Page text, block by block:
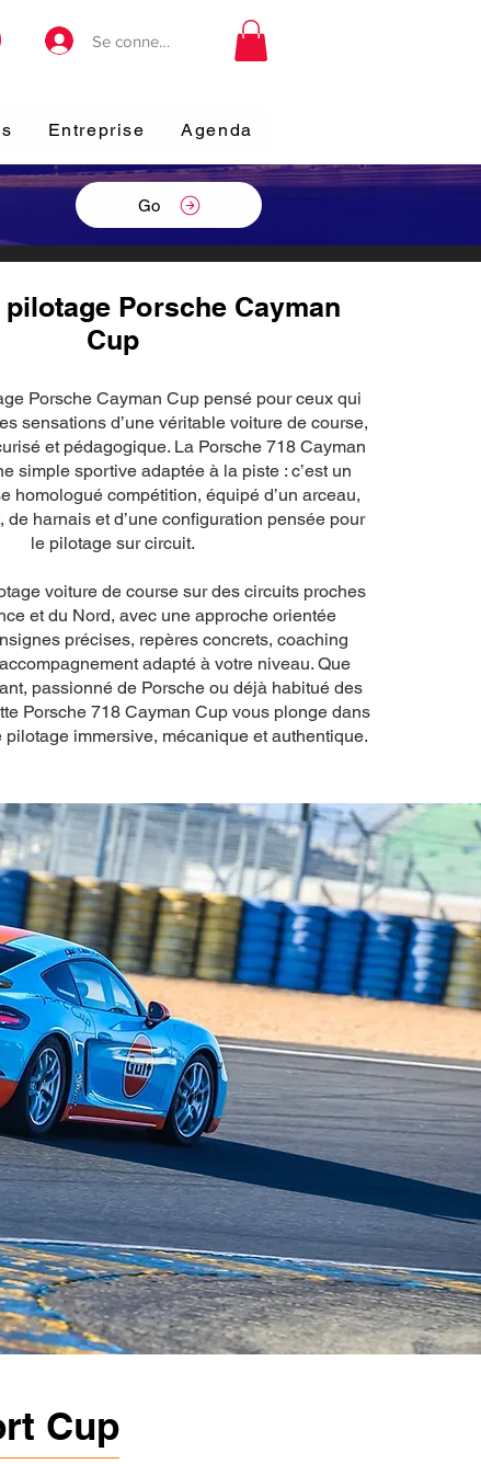
Se connecter
Entreprise Agenda
Go
pilotage Porsche Cayman
Cup
Porsche Cayman Cup pensé pour ceux qui
sensations d’une véritable voiture de course,
et pédagogique. La Porsche 718 Cayman
simple sportive adaptée à la piste : c’est un
homologué compétition, équipé d’un arceau,
de harnais et d’une configuration pensée pour
le pilotage sur circuit.
voiture de course sur des circuits proches
et du Nord, avec une approche orientée
précises, repères concrets, coaching
adapté à votre niveau. Que
passionné de Porsche ou déjà habitué des
Porsche 718 Cayman Cup vous plonge dans
pilotage immersive, mécanique et authentique.
Cup